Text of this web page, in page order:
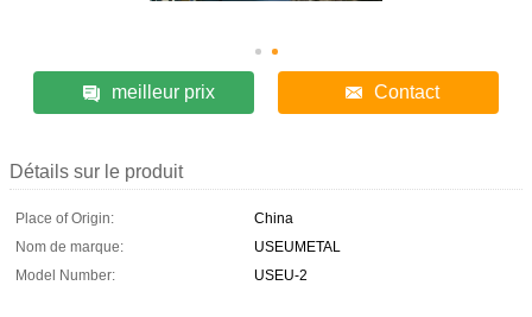
meilleur prix Contact
Détails sur le produit
Place of Origin:
China
Nom de marque:
USEUMETAL
Model Number:
USEU-2